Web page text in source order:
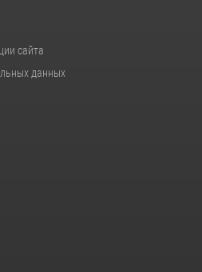
сайта
данных